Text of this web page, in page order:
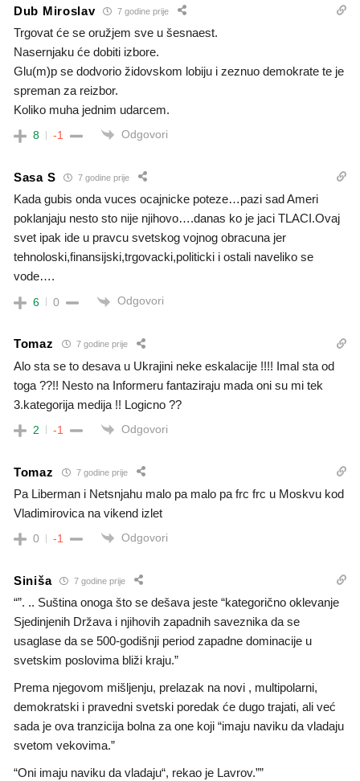
Dub Miroslav 7 godine prije
Trgovat će se oružjem sve u šesnaest.
Nasernjaku će dobiti izbore.
Glu(m)p se dodvorio židovskom lobiju i zeznuo demokrate te je
spreman za reizbor.
Koliko muha jednim udarcem.
8 -1 Odgovori
Sasa S 7 godine prije
Kada gubis onda vuces ocajnicke poteze…pazi sad Ameri
poklanjaju nesto sto nije njihovo….danas ko je jaci TLACI.Ovaj
svet ipak ide u pravcu svetskog vojnog obracuna jer
tehnoloski,finansijski,trgovacki,politicki i ostali naveliko se
vode….
6 0 Odgovori
Tomaz 7 godine prije
Alo sta se to desava u Ukrajini neke eskalacije !!!! Imal sta od
toga ??!! Nesto na Informeru fantaziraju mada oni su mi tek
3.kategorija medija !! Logicno ??
2 -1 Odgovori
Tomaz 7 godine prije
Pa Liberman i Netsnjahu malo pa malo pa frc frc u Moskvu kod
Vladimirovica na vikend izlet
0 -1 Odgovori
Siniša 7 godine prije
“”. .. Suština onoga što se dešava jeste “kategorično oklevanje
Sjedinjenih Država i njihovih zapadnih saveznika da se
usaglase da se 500-godišnji period zapadne dominacije u
svetskim poslovima bliži kraju.”
Prema njegovom mišljenju, prelazak na novi , multipolarni,
demokratski i pravedni svetski poredak će dugo trajati, ali već
sada je ova tranzicija bolna za one koji “imaju naviku da vladaju
svetom vekovima.”
“Oni imaju naviku da vladaju“, rekao je Lavrov.””